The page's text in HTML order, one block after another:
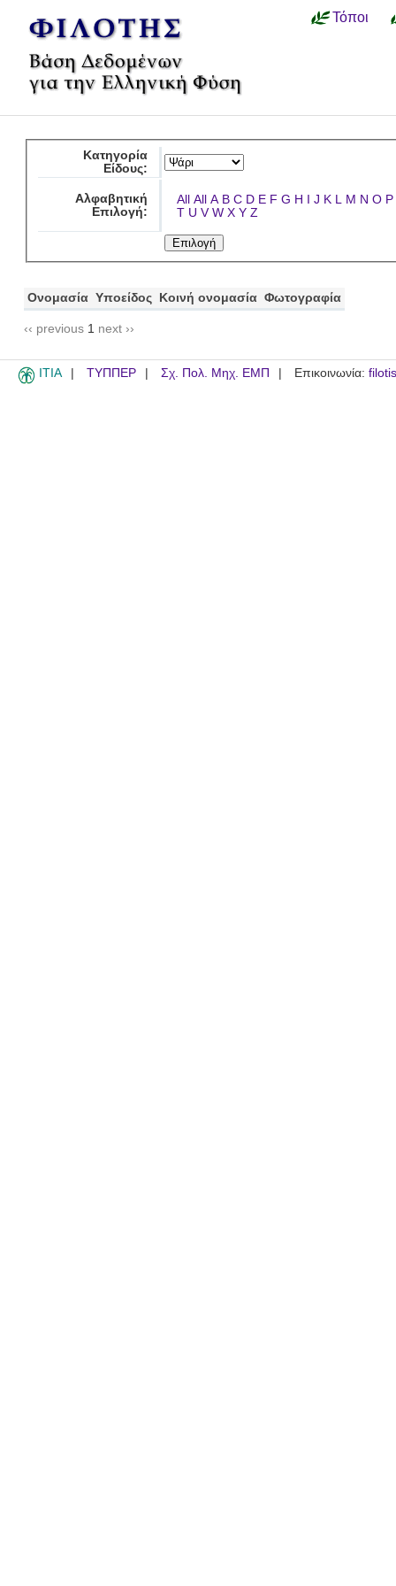
Τόποι
Κατηγορία
Είδους:
Αλφαβητική
Επιλογή:
All All A B C D E F G H I J K L M N O P
T U V W X Y Z
Ονομασία Υποείδος Κοινή ονομασία Φωτογραφία
‹‹ previous 1 next ››
ITIA ΤΥΠΠΕΡ Σχ. Πολ. Μηχ. ΕΜΠ Επικοινωνία: